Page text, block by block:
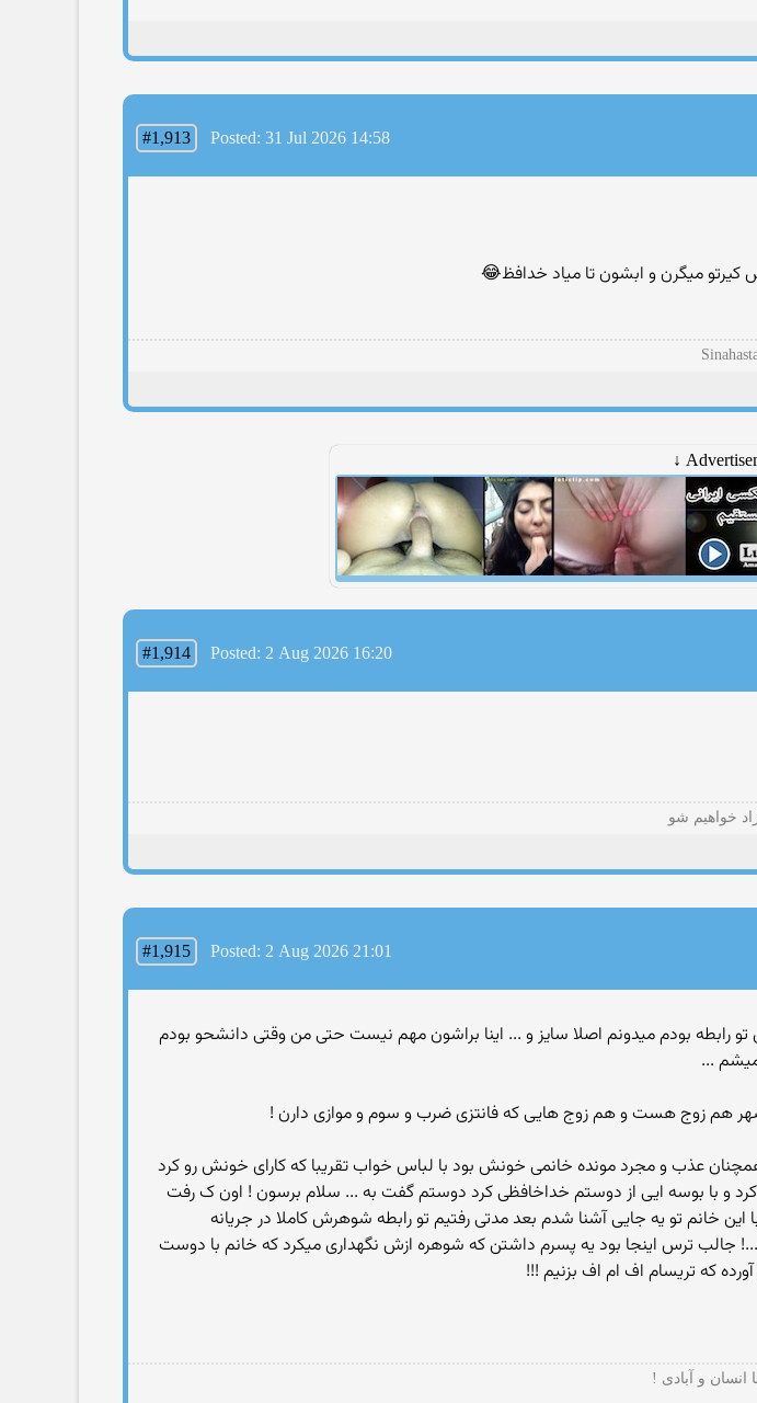
#1,913 Posted: 31 Jul 2026 14:58
میگرن و ابشون تا میاد خدافظ😂
#1,914 Posted: 2 Aug 2026 16:20
خواهیم شو
#1,915 Posted: 2 Aug 2026 21:01
رابطه بودم میدونم اصلا سایز و ... اینا براشون مهم نیست حتی من وقتی دانشحو بودم
...
هم زوج هست و هم زوج هایی که فانتزی ضرب و سوم و موازی دارن !
عذب و مجرد مونده خانمی خونش بود با لباس خواب تقریبا که کارای خونش رو کرد
و با بوسه ایی از دوستم خداخافظی کرد دوستم گفت به ... سلام برسون ! اون ک رفت
تو یه جایی آشنا شدم بعد مدتی رفتیم تو رابطه شوهرش کاملا در جریانه
ترس اینجا بود یه پسرم داشتن که شوهره ازش نگهداری میکرد که خانم با دوست
که تریسام اف ام اف بزنیم !!!
انسان و آبادی !